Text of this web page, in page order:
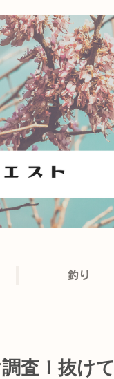
釣り
査！抜け